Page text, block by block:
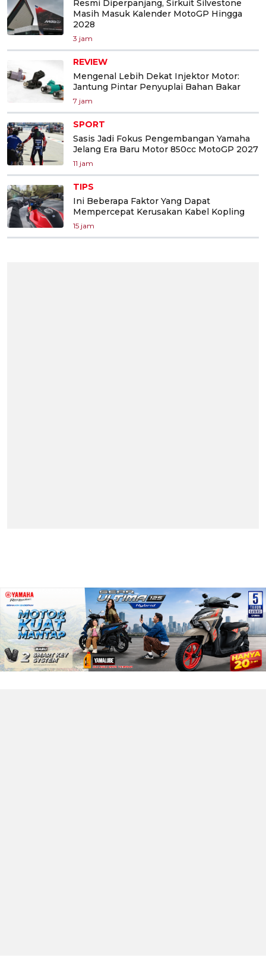
Resmi Diperpanjang, Sirkuit Silvestone
Masih Masuk Kalender MotoGP Hingga
2028
3 jam
REVIEW
Mengenal Lebih Dekat Injektor Motor:
Jantung Pintar Penyuplai Bahan Bakar
7 jam
SPORT
Sasis Jadi Fokus Pengembangan Yamaha
Jelang Era Baru Motor 850cc MotoGP 2027
11 jam
TIPS
Ini Beberapa Faktor Yang Dapat
Mempercepat Kerusakan Kabel Kopling
15 jam